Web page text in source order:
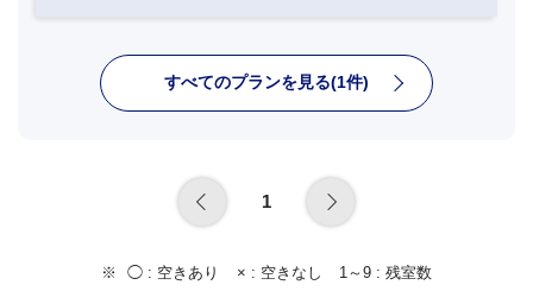
すべてのプランを見る(1件)
1
◯ : 空きあり × : 空きなし 1～9 : 残室数